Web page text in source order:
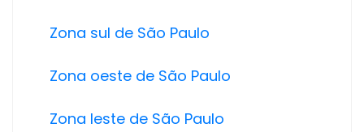
Zona sul de São Paulo
Zona oeste de São Paulo
Zona leste de São Paulo